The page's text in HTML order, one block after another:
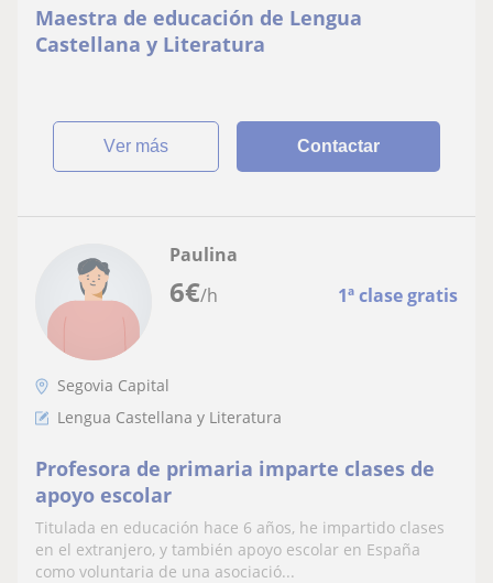
Maestra de educación de Lengua
Castellana y Literatura
ver más Contactar
6€/h 1ª clase gratis
Paulina
Segovia Capital
Lengua Castellana y Literatura
Profesora de primaria imparte clases de
apoyo escolar
Titulada en educación hace 6 años, he impartido clases
en el extranjero, y también apoyo escolar en España
como voluntaria de una asociació...